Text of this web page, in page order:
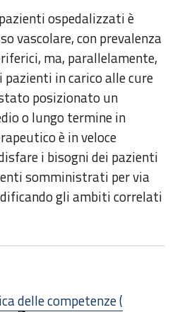
ospedalizzati è
vascolare, con prevalenza
ma, parallelamente,
in carico alle cure
posizionato un
o lungo termine in
è in veloce
i bisogni dei pazienti
somministrati per via
gli ambiti correlati
delle competenze (